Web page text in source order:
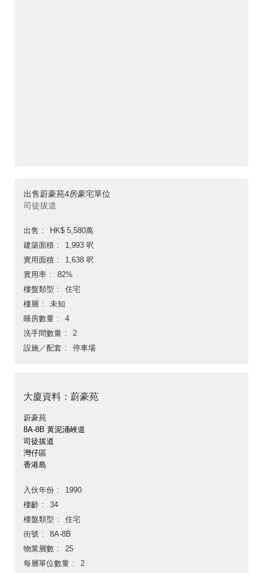
出售蔚豪苑4房豪宅單位
司徒拔道
出售
HK$ 5,580萬
建築面積
1,993 呎
實用面積
1,638 呎
實用率
82%
樓盤類型
住宅
樓層
未知
睡房數量
4
洗手間數量
2
設施／配套
停車場
大廈資料：蔚豪苑
蔚豪苑
8A-8B 黃泥涌峽道
司徒拔道
灣仔區
香港島
入伙年份
1990
樓齡
34
樓盤類型
住宅
街號
8A-8B
物業層數
25
每層單位數量
2